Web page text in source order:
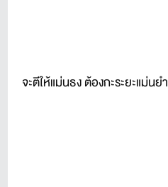
จะตีให้แม่นธง ต้องกะระยะแม่นยำ